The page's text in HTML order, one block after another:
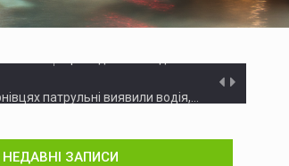
НЕДАВНІ ЗАПИСИ